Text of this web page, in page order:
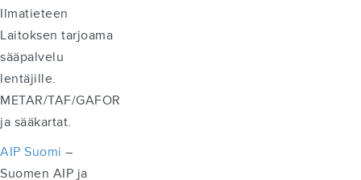
Ilmatieteen
Laitoksen tarjoama
sääpalvelu
lentäjille.
METAR/TAF/GAFOR
ja sääkartat.
AIP Suomi –
Suomen AIP ja